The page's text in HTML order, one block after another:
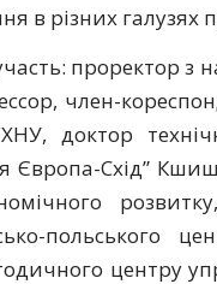
в різних галузях
проректор
член-
доктор
Європа-Схід”
польського
центру